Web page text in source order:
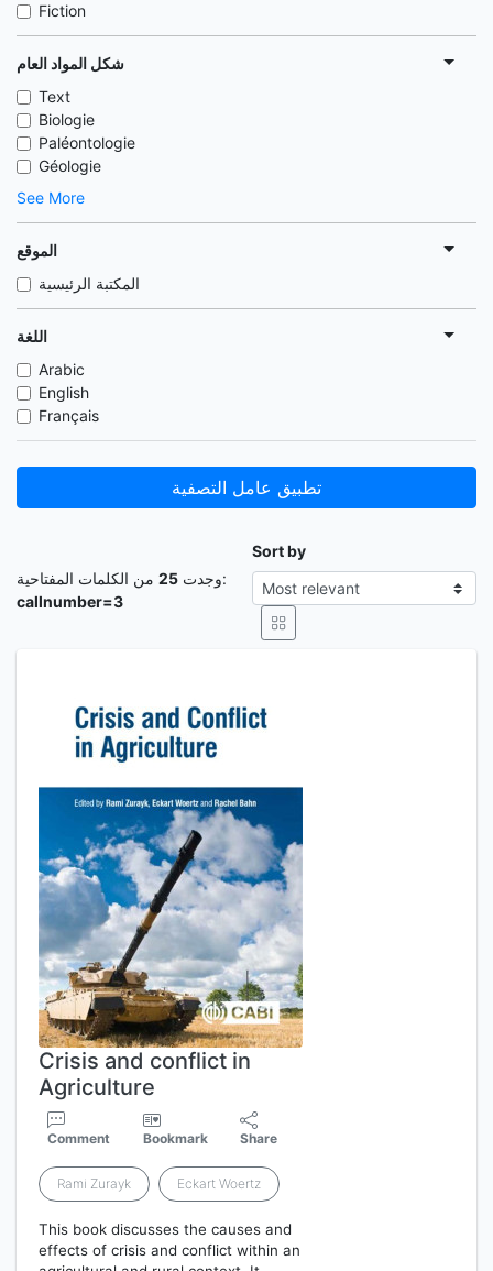
Fiction
شكل المواد العام
Text
Biologie
Paléontologie
Géologie
See More
الموقع
المكتبة الرئيسية
اللغة
Arabic
English
Français
تطبيق عامل التصفية
وجدت 25
من الكلمات المفتاحية:
callnumber=3
Sort by
Crisis and conflict in
Agriculture
Comment Bookmark Share
Rami Zurayk Eckart Woertz
This book discusses the causes and
effects of crisis and conflict within an